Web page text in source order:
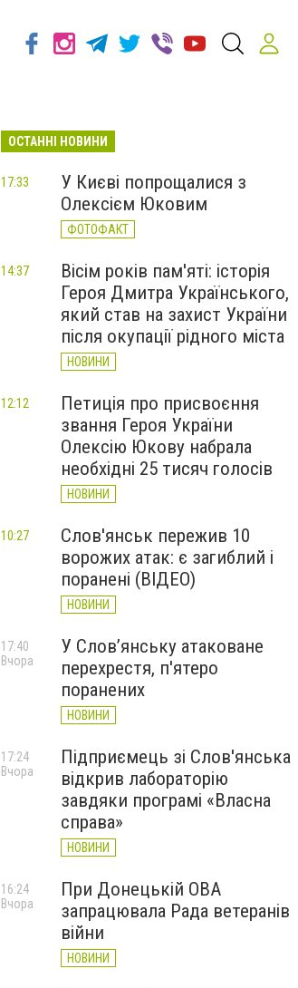
ОСТАННІ НОВИНИ
У Києві попрощалися з
Олексієм Юковим
ФОТОФАКТ
17:33
Вісім років пам'яті: історія
Героя Дмитра Українського,
який став на захист України
після окупації рідного міста
НОВИНИ
14:37
Петиція про присвоєння
звання Героя України
Олексію Юкову набрала
необхідні 25 тисяч голосів
НОВИНИ
12:12
Слов'янськ пережив 10
ворожих атак: є загиблий і
поранені (ВІДЕО)
НОВИНИ
10:27
У Слов’янську атаковане
перехрестя, п'ятеро
поранених
НОВИНИ
17:40
Вчора
Підприємець зі Слов'янська
відкрив лабораторію
завдяки програмі «Власна
справа»
НОВИНИ
17:24
Вчора
При Донецькій ОВА
запрацювала Рада ветеранів
війни
НОВИНИ
16:24
Вчора